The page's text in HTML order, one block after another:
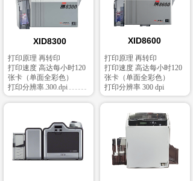
XID8600
打印原理 再转印
打印速度 高达每小时120
张卡（单面全彩色）
打印分辨率 300 dpi
XID8300
打印原理 再转印
打印速度 高达每小时120
张卡（单面全彩色）
打印分辨率 300 dpi